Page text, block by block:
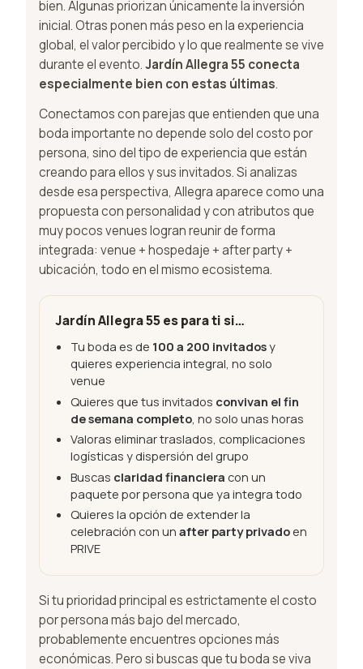
bien. Algunas priorizan únicamente la inversión
inicial. Otras ponen más peso en la experiencia
global, el valor percibido y lo que realmente se vive
durante el evento.Jardín Allegra 55 conecta
especialmente bien con estas últimas.
Conectamos con parejas que entienden que una
boda importante no depende solo del costo por
persona, sino del tipo de experiencia que están
creando para ellos y sus invitados. Si analizas
desde esa perspectiva, Allegra aparece como una
propuesta con personalidad y con atributos que
muy pocos venues logran reunir de forma
integrada: venue + hospedaje + after party +
ubicación, todo en el mismo ecosistema.
Jardín Allegra 55 es para ti si…
Tu boda es de 100 a 200 invitadosy
quieres experiencia integral, no solo
venue
Quieres que tus invitados convivan el fin
de semana completo , no solo unas horas
Valoras eliminar traslados, complicaciones
logísticas y dispersión del grupo
Buscas claridad financiera con un
paquete por persona que ya integra todo
Quieres la opción de extender la
celebración con unafter party privado en
PRIVE
Si tu prioridad principal es estrictamente el costo
por persona más bajo del mercado,
probablemente encuentres opciones más
económicas. Pero si buscas que tu boda se viva